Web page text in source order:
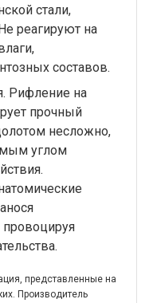
стали,
реагируют на
составов.
Рифление на
прочный
несложно,
углом
представленные на
Производитель